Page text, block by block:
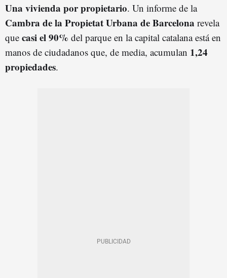
Una vivienda por propietario. Un informe de la
Cambra de la Propietat Urbana de Barcelona revela
que casi el 90% del parque en la capital catalana está en
manos de ciudadanos que, de media, acumulan 1,24
propiedades.